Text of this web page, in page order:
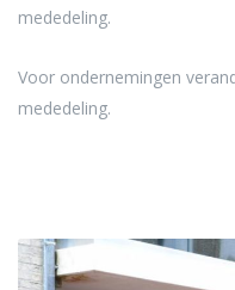
mededeling.
Voor ondernemingen
mededeling.